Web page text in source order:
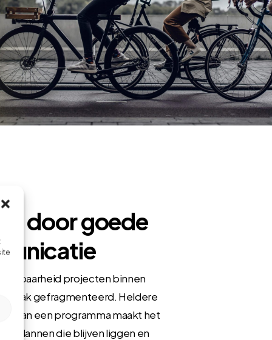
door goede
projecten binnen
vaak gefragmenteerd. Heldere
van een programma maakt het
plannen die blijven liggen en